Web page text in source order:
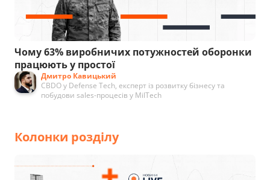
Чому 63% виробничих потужностей оборонки
працюють у простої
Дмитро Кавицький
CBDO у Defense Tech, експерт із розвитку бізнесу та
побудови sales-процесів у MilTech
Колонки розділу